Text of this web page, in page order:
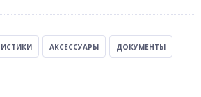
АКСЕССУАРЫ ДОКУМЕНТЫ